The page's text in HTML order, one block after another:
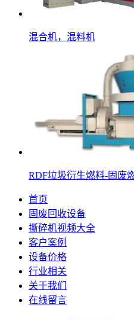
混合机，混料机
RDF垃圾衍生燃料-固废
首页
固废回收设备
撕碎机视频大全
客户案例
设备价格
行业相关
关于我们
在线留言